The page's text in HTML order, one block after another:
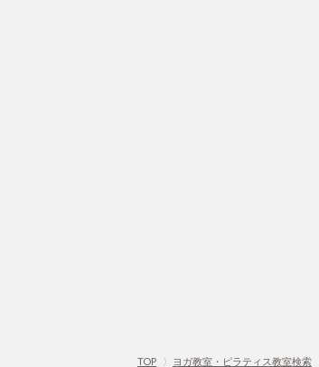
TOP 〉 ヨガ教室・ピラティス教室検索